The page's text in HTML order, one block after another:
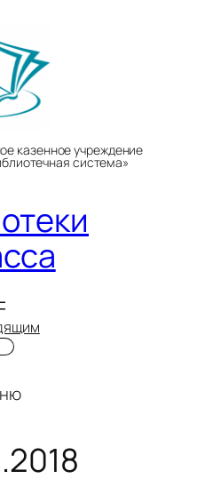
казенное учреждение
система»